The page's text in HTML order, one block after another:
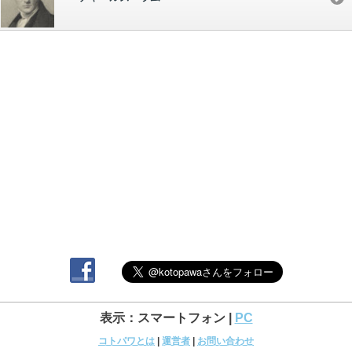
表示：スマートフォン | PC
コトパワとは | 運営者 | お問い合わせ